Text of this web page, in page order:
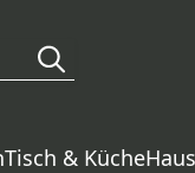
Tisch & Küche